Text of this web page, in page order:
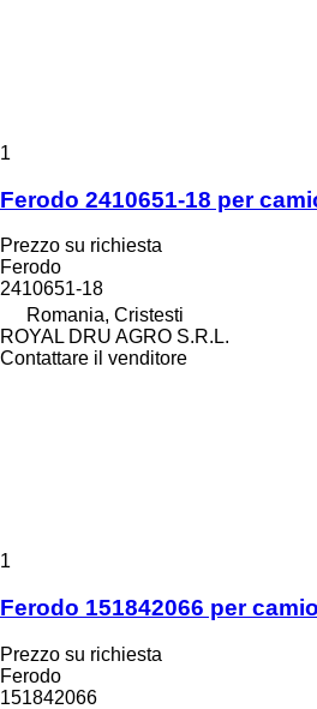
1
Ferodo 2410651-18 per
Prezzo su richiesta
Ferodo
2410651-18
Romania, Cristesti
ROYAL DRU AGRO S.R.L.
Contattare il venditore
1
Ferodo 151842066 per
Prezzo su richiesta
Ferodo
151842066